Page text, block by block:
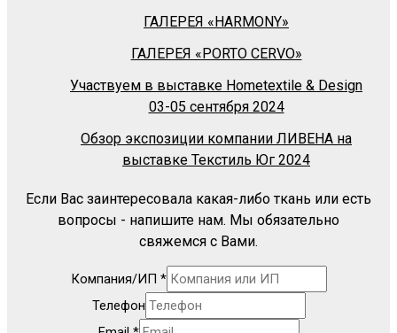
ГАЛЕРЕЯ «HARMONY»
ГАЛЕРЕЯ «PORTO CERVO»
Участвуем в выставке Hometextile & Design
03-05 сентября 2024
Обзор экспозиции компании ЛИВЕНА на
выставке Текстиль Юг 2024
Если Вас заинтересовала какая-либо ткань или есть
вопросы - напишите нам. Мы обязательно
свяжемся с Вами.
Компания/ИП *
Телефон